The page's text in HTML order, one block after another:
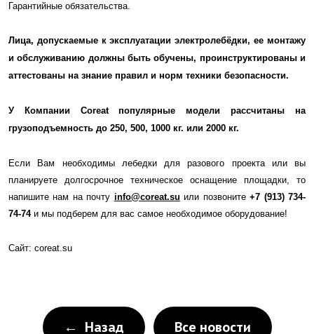
Гарантийные обязательства.
Лица, допускаемые к эксплуатации электролебёдки, ее монтажу
и обслуживанию должны быть обучены, проинструктированы и
аттестованы на знание правил и норм техники безопасности.
У Компании Coreat популярные модели рассчитаны на
грузоподъемность до 250, 500, 1000 кг. или 2000 кг.
Если Вам необходимы лебедки для разового проекта или вы
планируете долгосрочное техническое оснащение площадки, то
напишите нам на почту info@coreat.su или позвоните+7 (913) 734-
74-74и мы подберем для вас самое необходимое оборудование!
Сайт: coreat.su
← Назад Все новости